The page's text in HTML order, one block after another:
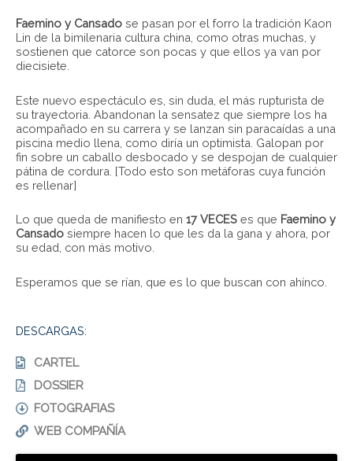
Faemino y Cansado se pasan por el forro la tradición Kaon
Lin de la bimilenaria cultura china, como otras muchas, y
sostienen que catorce son pocas y que ellos ya van por
diecisiete.
Este nuevo espectáculo es, sin duda, el más rupturista de
su trayectoria. Abandonan la sensatez que siempre los ha
acompañado en su carrera y se lanzan sin paracaídas a una
piscina medio llena, como diría un optimista. Galopan por
fin sobre un caballo desbocado y se despojan de cualquier
pátina de cordura. [Todo esto son metáforas cuya función
es rellenar]
Lo que queda de manifiesto en 17 VECES es que Faemino y
Cansado siempre hacen lo que les da la gana y ahora, por
su edad, con más motivo.
Esperamos que se rían, que es lo que buscan con ahínco.
DESCARGAS:
CARTEL
DOSSIER
FOTOGRAFIAS
WEB COMPAÑÍA